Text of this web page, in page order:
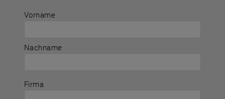
Vorname
Nachname
Firma